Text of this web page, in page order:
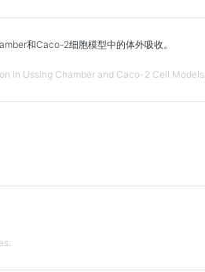
和Caco-2细胞模型中的体外吸收。
in Ussing Chamber and Caco-2 Cell Models.